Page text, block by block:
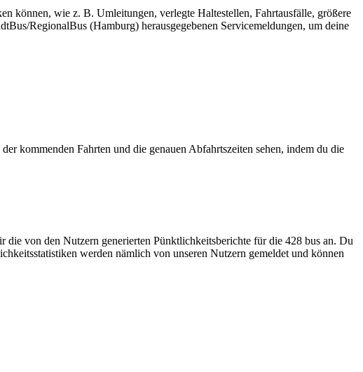
können, wie z. B. Umleitungen, verlegte Haltestellen, Fahrtausfälle, größere
RegionalBus (Hamburg) herausgegebenen Servicemeldungen, um deine
kommenden Fahrten und die genauen Abfahrtszeiten sehen, indem du die
die von den Nutzern generierten Pünktlichkeitsberichte für die 428 bus an. Du
werden nämlich von unseren Nutzern gemeldet und können